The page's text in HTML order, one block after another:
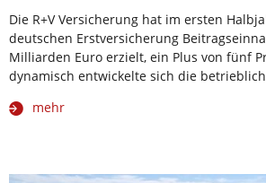
Die R+V Versicherung hat im ersten
deutschen Erstversicherung
Milliarden Euro erzielt, ein Plus von fünf
dynamisch entwickelte sich die
mehr